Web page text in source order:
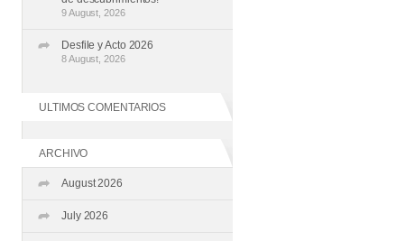
9 August, 2026
Desfile y Acto 2026
8 August, 2026
ULTIMOS COMENTARIOS
ARCHIVO
August 2026
July 2026